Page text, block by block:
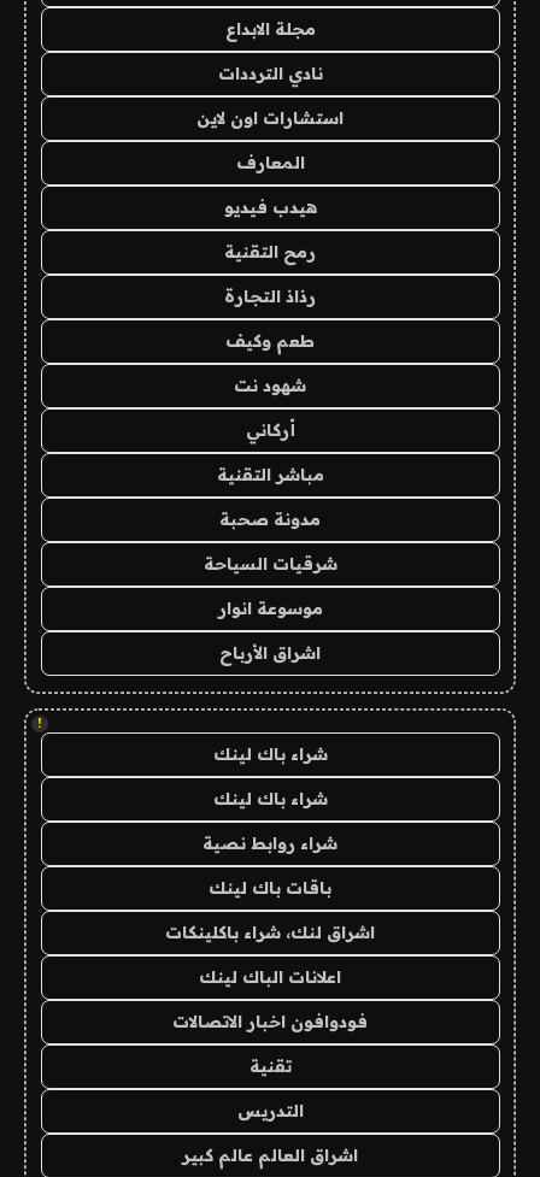
مجلة الابداع
نادي الترددات
استشارات اون لاين
المعارف
هيدب فيديو
رمح التقنية
رذاذ التجارة
طعم وكيف
شهود نت
أركاني
مباشر التقنية
مدونة صحبة
شرقيات السياحة
موسوعة انوار
اشراق الأرباح
!
شراء باك لينك
شراء باك لينك
شراء روابط نصية
باقات باك لينك
اشراق لنك، شراء باكلينكات
اعلانات الباك لينك
فودوافون اخبار الاتصالات
تقنية
التدريس
اشراق العالم عالم كبير